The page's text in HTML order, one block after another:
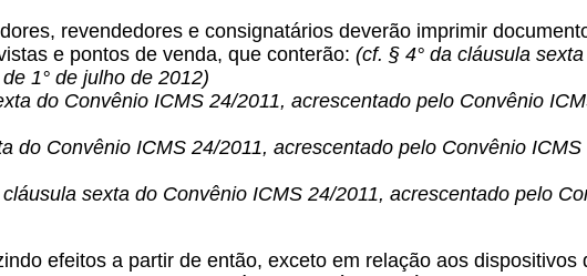
revendedores e consignatários deverão imprimir
e pontos de venda, que conterão: (cf. § 4° da cláusula
1° de julho de 2012)
do Convênio ICMS 24/2011, acrescentado pelo Convênio
do Convênio ICMS 24/2011, acrescentado pelo Convênio
sexta do Convênio ICMS 24/2011, acrescentado pelo
efeitos a partir de então, exceto em relação aos dispositivos